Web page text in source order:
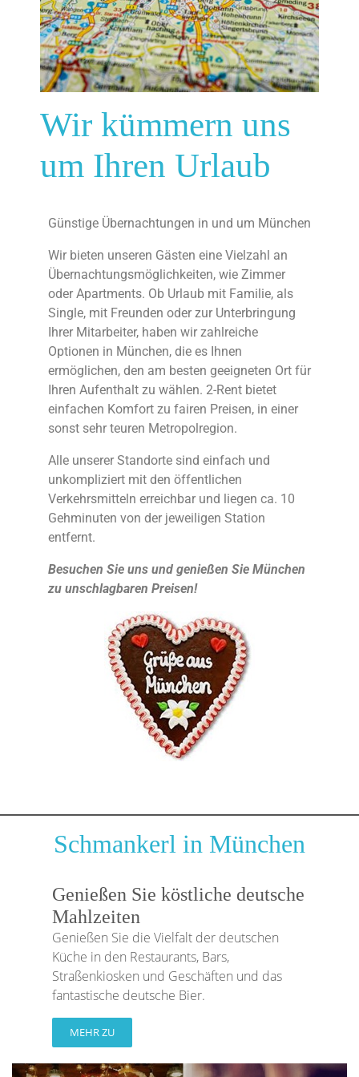
Wir kümmern uns
um Ihren Urlaub
Günstige Übernachtungen in und um München
Wir bieten unseren Gästen eine Vielzahl an
Übernachtungsmöglichkeiten, wie Zimmer
oder Apartments. Ob Urlaub mit Familie, als
Single, mit Freunden oder zur Unterbringung
Ihrer Mitarbeiter, haben wir zahlreiche
Optionen in München, die es Ihnen
ermöglichen, den am besten geeigneten Ort für
Ihren Aufenthalt zu wählen. 2-Rent bietet
einfachen Komfort zu fairen Preisen, in einer
sonst sehr teuren Metropolregion.
Alle unserer Standorte sind einfach und
unkompliziert mit den öffentlichen
Verkehrsmitteln erreichbar und liegen ca. 10
Gehminuten von der jeweiligen Station
entfernt.
Besuchen Sie uns und genießen Sie München
zu unschlagbaren Preisen!
Schmankerl in München
Genießen Sie köstliche deutsche
Mahlzeiten
Genießen Sie die Vielfalt der deutschen
Küche in den Restaurants, Bars,
Straßenkiosken und Geschäften und das
fantastische deutsche Bier.
MEHR ZU